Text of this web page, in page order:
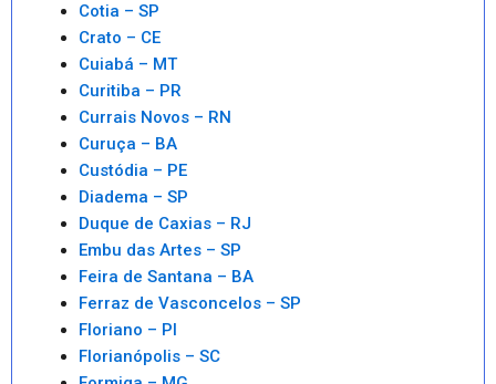
Cotia – SP
Crato – CE
Cuiabá – MT
Curitiba – PR
Currais Novos – RN
Curuça – BA
Custódia – PE
Diadema – SP
Duque de Caxias – RJ
Embu das Artes – SP
Feira de Santana – BA
Ferraz de Vasconcelos – SP
Floriano – PI
Florianópolis – SC